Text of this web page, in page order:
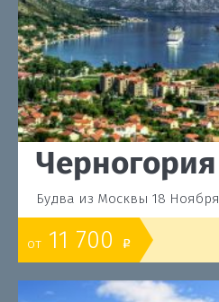
Черногория
Будва из Москвы 18 Ноября
от 11 700 o